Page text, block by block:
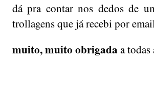
dá pra contar nos dedos de
trollagens que já recebi por
muito, muito obrigada a todas